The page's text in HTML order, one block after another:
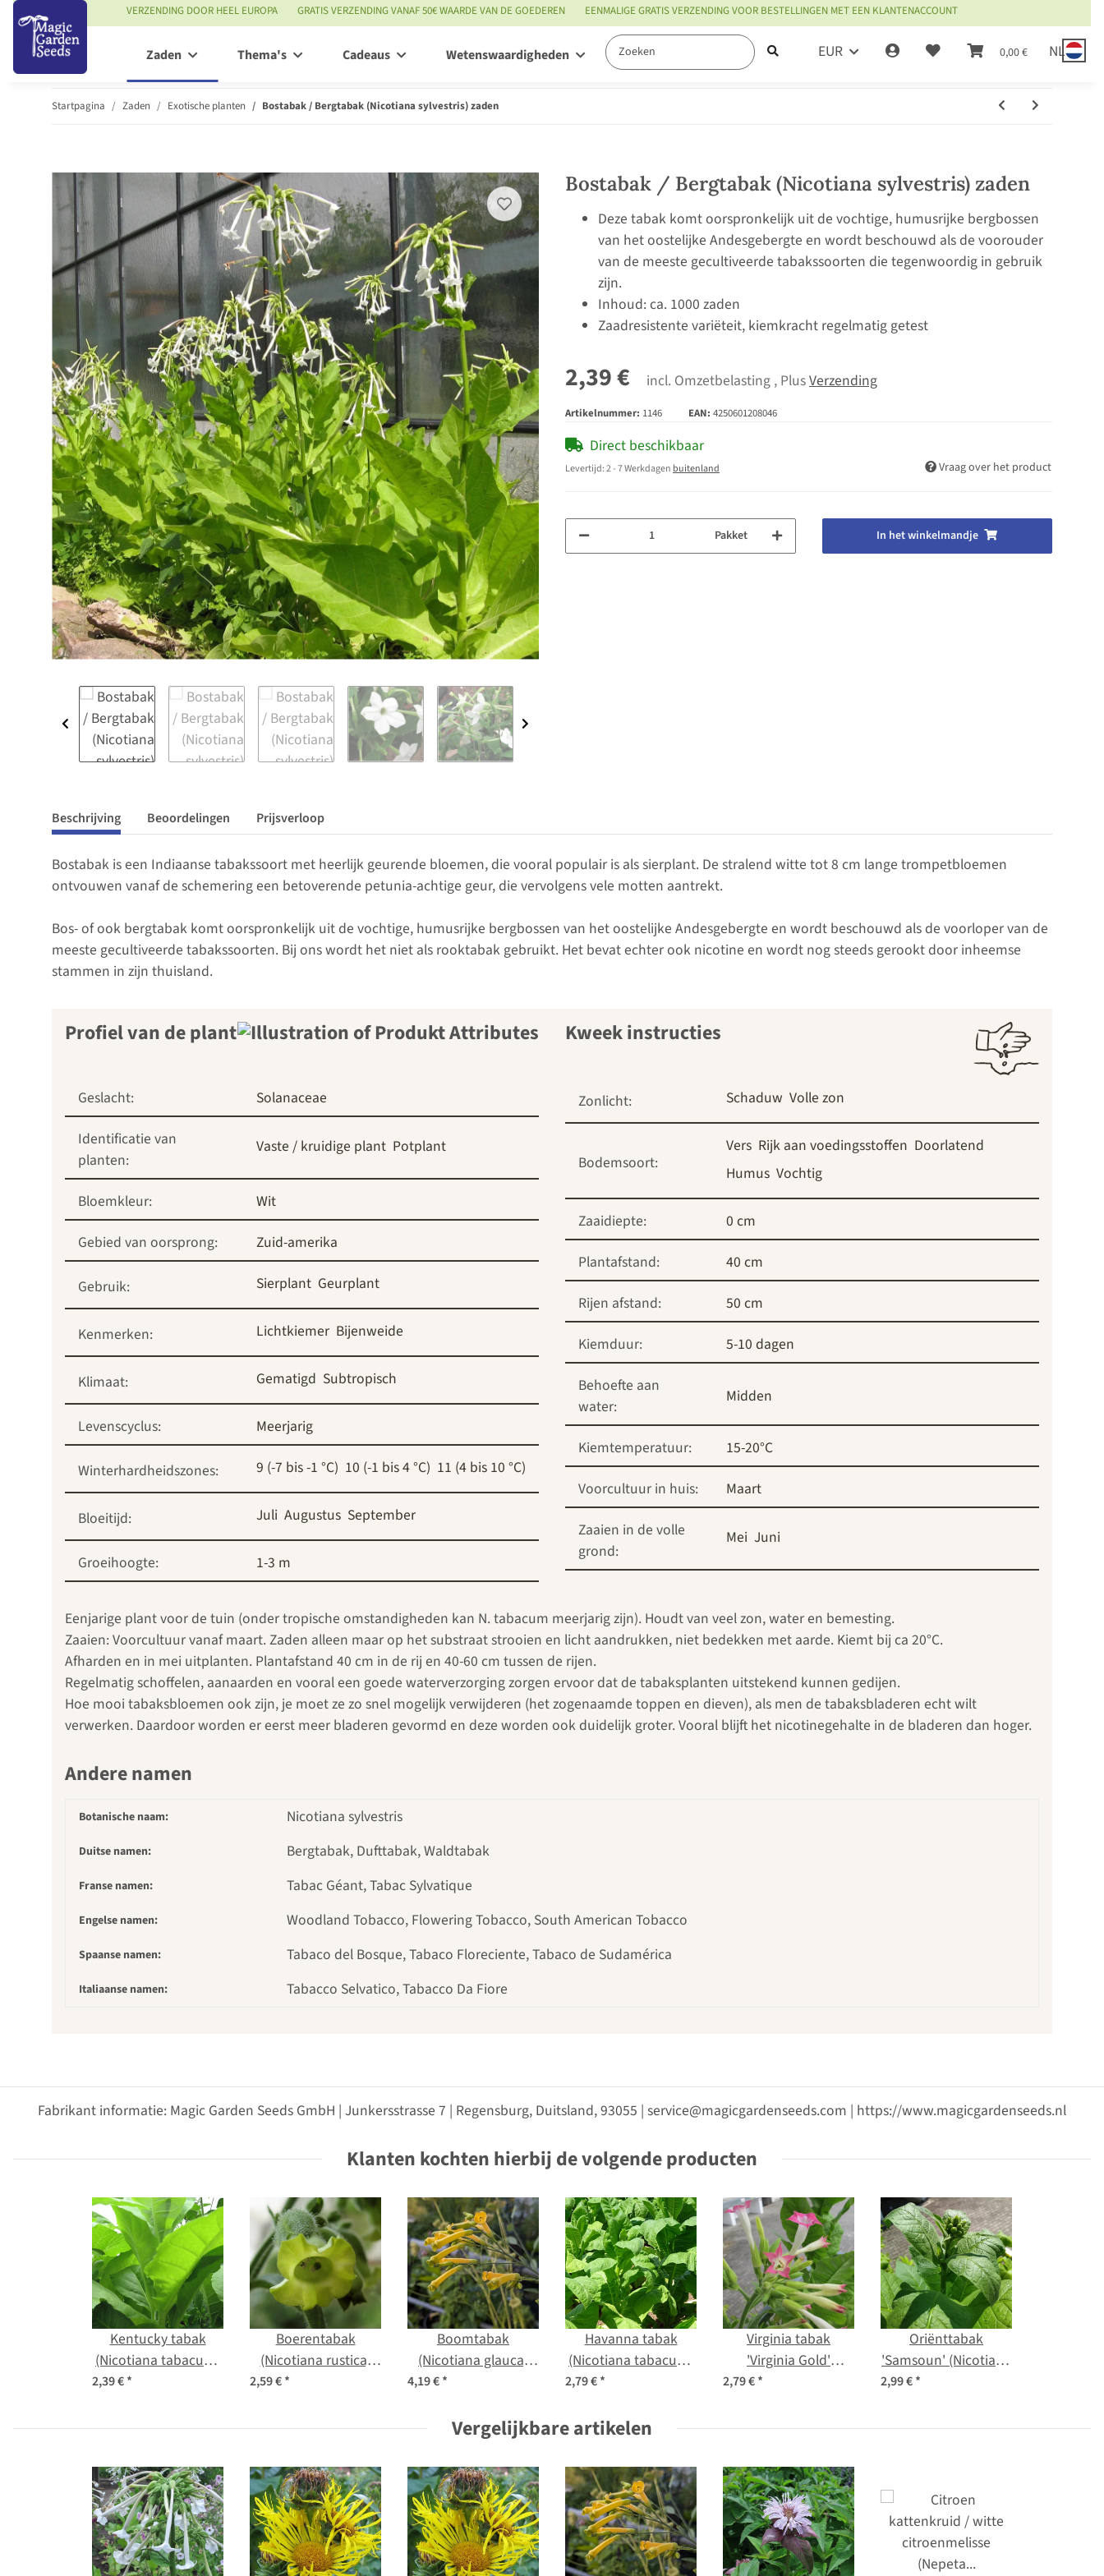
VERZENDING DOOR HEEL EUROPA GRATIS VERZENDING VANAF 50€ WAARDE VAN DE GOEDEREN EENMALIGE GRATIS VERZENDING VOOR BESTELLINGEN MET EEN KLANTENACCOUNT
EUR 0,00 € NL
Zaden Thema's Cadeaus Wetenswaardigheden Service
Startpagina Zaden Exotische planten Bostabak / Bergtabak (Nicotiana sylvestris) zaden
Bostabak / Bergtabak (Nicotiana sylvestris) zaden
Deze tabak komt oorspronkelijk uit de vochtige, humusrijke bergbossen
van het oostelijke Andesgebergte en wordt beschouwd als de voorouder
van de meeste gecultiveerde tabakssoorten die tegenwoordig in gebruik
zijn.
Inhoud: ca. 1000 zaden
Zaadresistente variëteit, kiemkracht regelmatig getest
2,39 € incl. Omzetbelasting , PlusVerzending
Artikelnummer: 1146 EAN: 4250601208046
Direct beschikbaar
Levertijd:2 - 7 Werkdagen buitenland Vraag over het product
Pakket In het winkelmandje
Beschrijving Beoordelingen Prijsverloop
Bostabak is een Indiaanse tabakssoort met heerlijk geurende bloemen, die vooral populair is als sierplant. De stralend witte tot 8 cm lange trompetbloemen
ontvouwen vanaf de schemering een betoverende petunia-achtige geur, die vervolgens vele motten aantrekt.
Bos- of ook bergtabak komt oorspronkelijk uit de vochtige, humusrijke bergbossen van het oostelijke Andesgebergte en wordt beschouwd als de voorloper van de
meeste gecultiveerde tabakssoorten. Bij ons wordt het niet als rooktabak gebruikt. Het bevat echter ook nicotine en wordt nog steeds gerookt door inheemse
stammen in zijn thuisland.
Profiel van de plant
Geslacht:
Solanaceae
Identificatie van
planten:
Vaste / kruidige plant Potplant
Bloemkleur:
Wit
Gebied van oorsprong:
Zuid-amerika
Gebruik: Sierplant Geurplant
Kenmerken: Lichtkiemer Bijenweide
Klimaat: Gematigd Subtropisch
Levenscyclus: Meerjarig
Winterhardheidszones: 9 (-7 bis -1 °C) 10 (-1 bis 4 °C) 11 (4 bis 10 °C)
Bloeitijd: Juli Augustus September
Groeihoogte: 1-3 m
Kweek instructies
Zonlicht: Schaduw Volle zon
Bodemsoort:
Vers Rijk aan voedingsstoffen Doorlatend
Humus Vochtig
Zaaidiepte:
0 cm
Plantafstand:
40 cm
Rijen afstand:
50 cm
Kiemduur:
5-10 dagen
Behoefte aan
water:
Midden
Kiemtemperatuur:
15-20°C
Voorcultuur in huis:
Maart
Zaaien in de volle
grond:
Mei Juni
Eenjarige plant voor de tuin (onder tropische omstandigheden kan N. tabacum meerjarig zijn). Houdt van veel zon, water en bemesting.
Zaaien: Voorcultuur vanaf maart. Zaden alleen maar op het substraat strooien en licht aandrukken, niet bedekken met aarde. Kiemt bij ca 20°C.
Afharden en in mei uitplanten. Plantafstand 40 cm in de rij en 40-60 cm tussen de rijen.
Regelmatig schoffelen, aanaarden en vooral een goede waterverzorging zorgen ervoor dat de tabaksplanten uitstekend kunnen gedijen.
Hoe mooi tabaksbloemen ook zijn, je moet ze zo snel mogelijk verwijderen (het zogenaamde toppen en dieven), als men de tabaksbladeren echt wilt
verwerken. Daardoor worden er eerst meer bladeren gevormd en deze worden ook duidelijk groter. Vooral blijft het nicotinegehalte in de bladeren dan hoger.
Andere namen
Botanische naam: Nicotiana sylvestris
Duitse namen: Bergtabak, Dufttabak, Waldtabak
Franse namen: Tabac Géant, Tabac Sylvatique
Engelse namen: Woodland Tobacco, Flowering Tobacco, South American Tobacco
Spaanse namen: Tabaco del Bosque, Tabaco Floreciente, Tabaco de Sudamérica
Italiaanse namen: Tabacco Selvatico, Tabacco Da Fiore
Fabrikant informatie: Magic Garden Seeds GmbH | Junkersstrasse 7 | Regensburg, Duitsland, 93055 | service@magicgardenseeds.com | https://www.magicgardenseeds.nl
Klanten kochten hierbij de volgende producten
Kentucky tabak
(Nicotiana tabacum)
2,39 €*
Boerentabak
(Nicotiana rustica)
2,59 €*
Boomtabak
(Nicotiana glauca)
4,19 €*
Havanna tabak
(Nicotiana tabacum)
2,79 €*
Virginia tabak
'Virginia Gold'
(Nicotiana tabacum)
2,79 €*
Oriënttabak
'Samsoun' (Nicotiana
tabacum) zaden
2,99 €*
Vergelijkbare artikelen